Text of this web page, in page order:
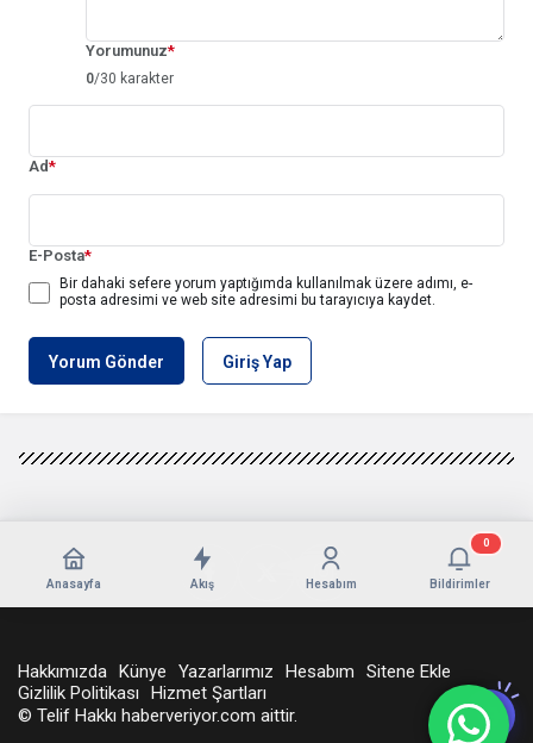
Yorumunuz*
0/30 karakter
Ad*
E-Posta*
Bir dahaki sefere yorum yaptığımda kullanılmak üzere adımı, e-
posta adresimi ve web site adresimi bu tarayıcıya kaydet.
Yorum Gönder Giriş Yap
Anasayfa Akış Hesabım Bildirimler
0
Hakkımızda Künye Yazarlarımız Hesabım
Sitene Ekle
Gizlilik Politikası
Hizmet Şartları
© Telif Hakkı haberveriyor.com aittir.